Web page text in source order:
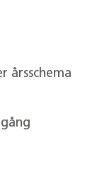
årsschema